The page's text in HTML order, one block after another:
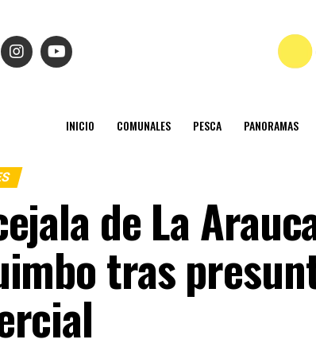
INICIO COMUNALES PESCA PANORAMAS
de La
tras